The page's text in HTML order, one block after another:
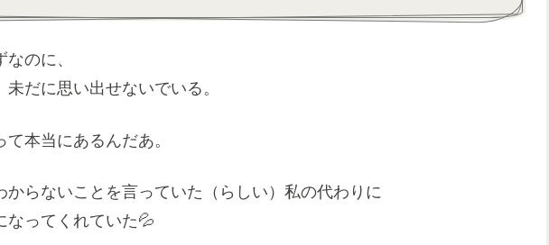
のに、
だに思い出せないでいる。
本当にあるんだあ。
らないことを言っていた（らしい）私の代わりに
なってくれていた💦